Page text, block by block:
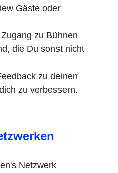
Gäste oder
zu Bühnen
die Du sonst nicht
zu deinen
zu verbessern.
Netzwerk